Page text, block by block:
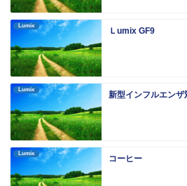
Lumix
Ｌumix GF9
Lumix
新型インフルエンザ
Lumix
コーヒー